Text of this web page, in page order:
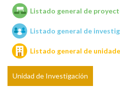
Unidades de
Listado general de
Listado general de
Listado general de
Unidad de Investigación